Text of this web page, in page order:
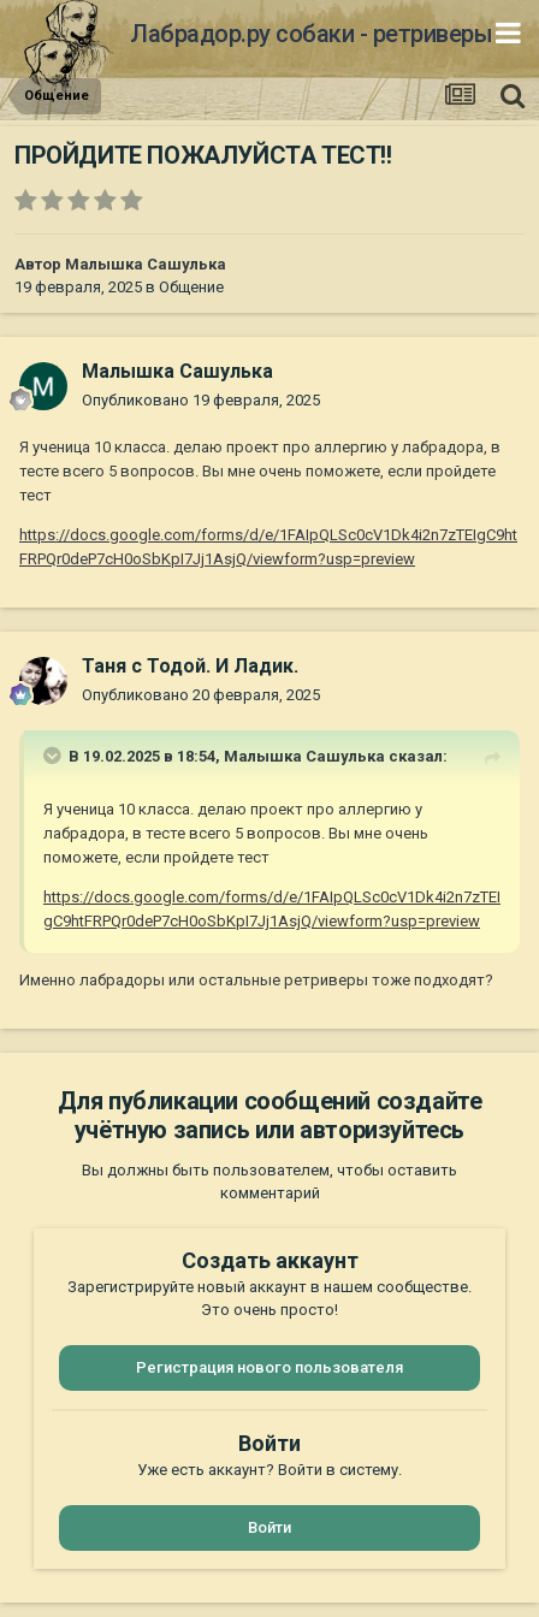
Лабрадор.ру собаки - ретриверы
Общение
ПРОЙДИТЕ ПОЖАЛУЙСТА ТЕСТ!!
Автор Малышка Сашулька
19 февраля, 2025 в Общение
Малышка Сашулька
Опубликовано 19 февраля, 2025
Я ученица 10 класса. делаю проект про аллергию у лабрадора, в
тесте всего 5 вопросов. Вы мне очень поможете, если пройдете
тест
https://docs.google.com/forms/d/e/1FAIpQLSc0cV1Dk4i2n7zTEIgC9ht
FRPQr0deP7cH0oSbKpI7Jj1AsjQ/viewform?usp=preview
Таня с Тодой. И Ладик.
Опубликовано 20 февраля, 2025
В 19.02.2025 в 18:54, Малышка Сашулька сказал:
Я ученица 10 класса. делаю проект про аллергию у
лабрадора, в тесте всего 5 вопросов. Вы мне очень
поможете, если пройдете тест
https://docs.google.com/forms/d/e/1FAIpQLSc0cV1Dk4i2n7zTEI
gC9htFRPQr0deP7cH0oSbKpI7Jj1AsjQ/viewform?usp=preview
Именно лабрадоры или остальные ретриверы тоже подходят?
Для публикации сообщений создайте
учётную запись или авторизуйтесь
Вы должны быть пользователем, чтобы оставить
комментарий
Создать аккаунт
Зарегистрируйте новый аккаунт в нашем сообществе.
Это очень просто!
Регистрация нового пользователя
Войти
Уже есть аккаунт? Войти в систему.
Войти